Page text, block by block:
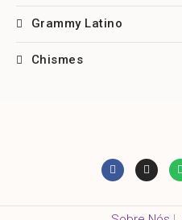
Grammy Latino
Chismes